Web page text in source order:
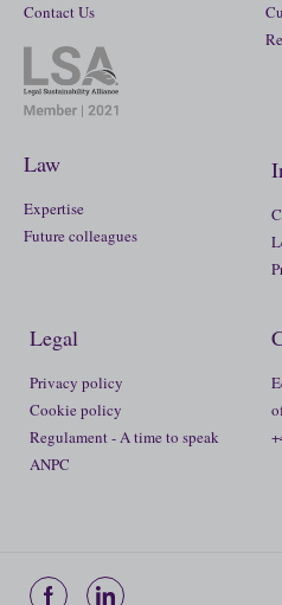
Contact Us
Law
Expertise
Future colleagues
Legal
Privacy policy
Cookie policy
Regulament - A time to speak
ANPC